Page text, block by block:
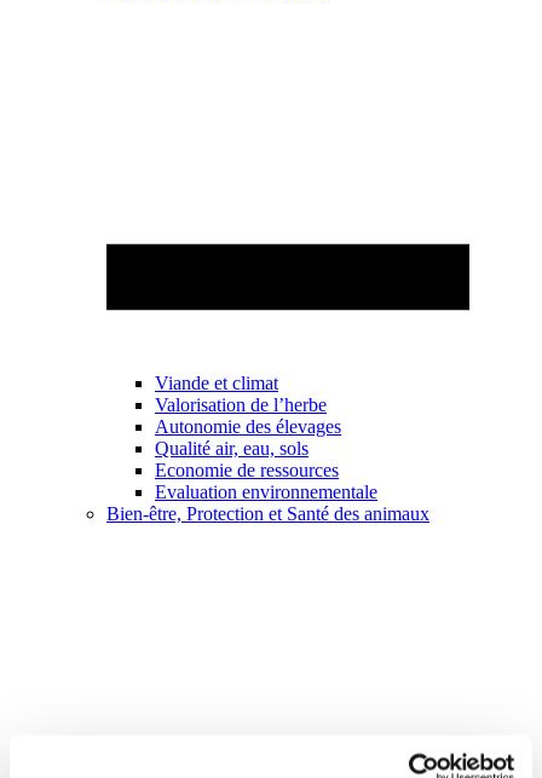
Viande et climat
Valorisation de l’herbe
Autonomie des élevages
Qualité air, eau, sols
Economie de ressources
Evaluation environnementale
Bien-être, Protection et Santé des animaux